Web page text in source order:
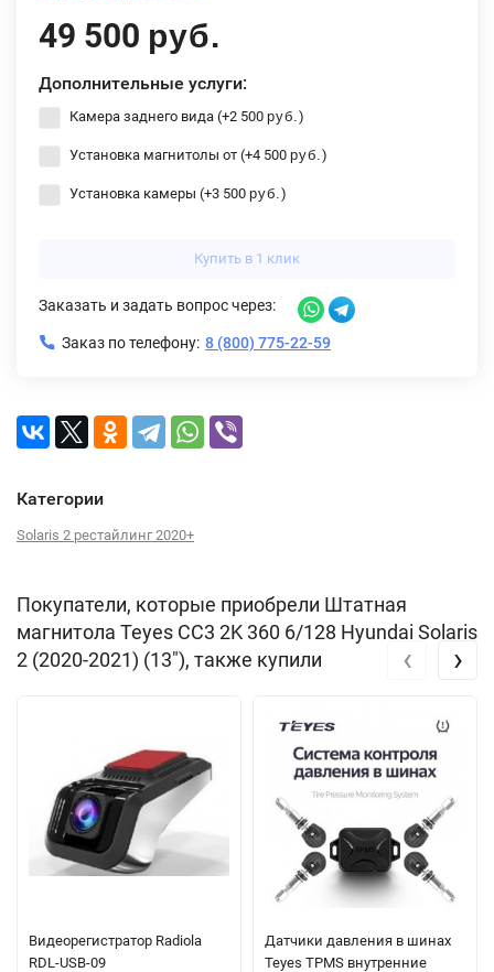
49 500 руб.
Дополнительные услуги:
Камера заднего вида (+2 500 руб. )
Установка магнитолы от (+4 500 руб. )
Установка камеры (+3 500 руб. )
Купить в 1 клик
Заказать и задать вопрос через:
Заказ по телефону: 8 (800) 775-22-59
Категории
Solaris 2 рестайлинг 2020+
Покупатели, которые приобрели Штатная
магнитола Teyes CC3 2K 360 6/128 Hyundai Solaris
2 (2020-2021) (13"), также купили
Видеорегистратор Radiola
RDL-USB-09
Датчики давления в шинах
Teyes TPMS внутренние
‹ ›